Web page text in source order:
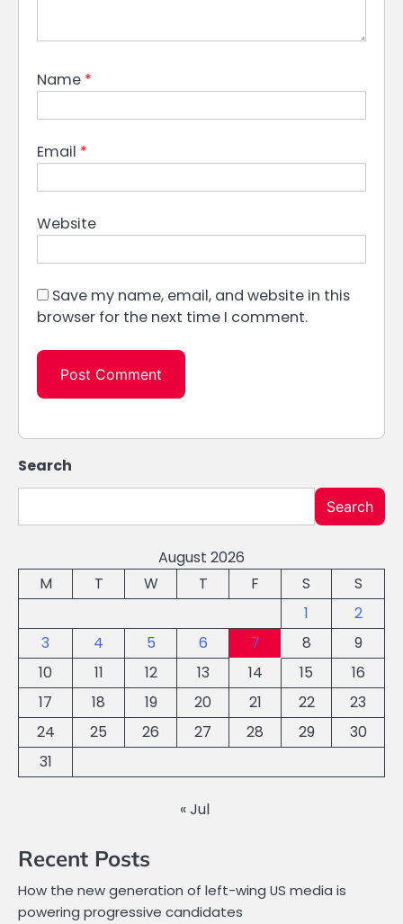
Name *
Email *
Website
Save my name, email, and website in this
browser for the next time I comment.
Search
Search
August 2026
M
T W T F S
S
1
2
3
4 5 6 7 8
9
10
11 12 13 14 15
16
17
18 19 20 21 22
23
24
25 26 27 28 29
30
31
« Jul
Recent Posts
How the new generation of left-wing US media is
powering progressive candidates